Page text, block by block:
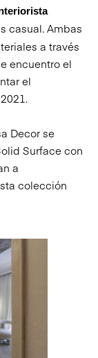
casual. Ambas
a través
encuentro el
el
Decor se
Surface con
a
colección